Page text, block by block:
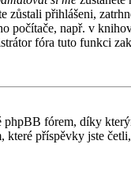
zůstali přihlášeni,
počítače, např. v
fóra tuto funkci
phpBB fórem, díky
příspěvky jste